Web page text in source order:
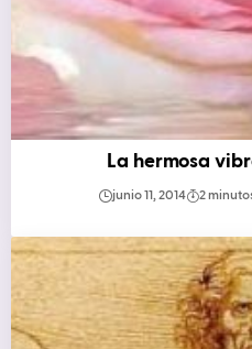
La hermosa
junio 11, 2014 2